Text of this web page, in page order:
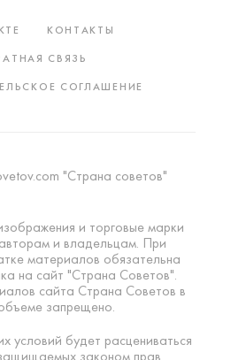
КОНТАКТЫ
СВЯЗЬ
СОГЛАШЕНИЕ
"Страна советов"
и торговые марки
и владельцам. При
материалов обязательна
на сайт "Страна Советов".
сайта Страна Советов в
запрещено.
условий будет расцениваться
законом прав